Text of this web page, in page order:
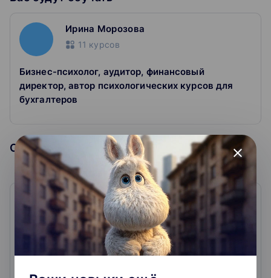
Покажите работодателю, что подтянулись в теме.
Ирина Морозова
11 курсов
Бизнес-психолог, аудитор, финансовый
директор, автор психологических курсов для
бухгалтеров
Образовательная организация
Центр обучения Клерк
0 0 отзывов
Онлайн-курсы для бухгалтеров, официальное
close